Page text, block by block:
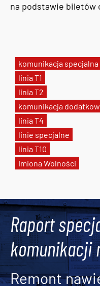
komunikacja specjalna
linia T1
linia T2
komunikacja
linia T4
linie specjalne
linia T10
Imiona Wolności
na podstawie biletów
Raport
komunikacji
Remont